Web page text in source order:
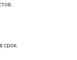
срок.